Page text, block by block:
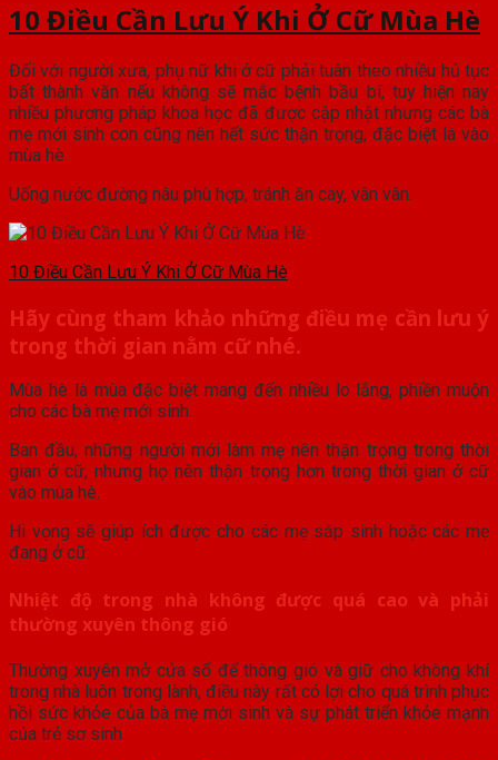
10 Điều Cần Lưu Ý Khi Ở Cữ Mùa Hè
Đối với người xưa, phụ nữ khi ở cữ phải tuân theo nhiều hủ tục
bất thành văn nếu không sẽ mắc bệnh bầu bí, tuy hiện nay
nhiều phương pháp khoa học đã được cập nhật nhưng các bà
mẹ mới sinh con cũng nên hết sức thận trọng, đặc biệt là vào
mùa hè.
Uống nước đường nâu phù hợp, tránh ăn cay, vân vân.
10 Điều Cần Lưu Ý Khi Ở Cữ Mùa Hè
Hãy cùng tham khảo những điều mẹ cần lưu ý
trong thời gian nằm cữ nhé.
Mùa hè là mùa đặc biệt mang đến nhiều lo lắng, phiền muộn
cho các bà mẹ mới sinh.
Ban đầu, những người mới làm mẹ nên thận trọng trong thời
gian ở cữ, nhưng họ nên thận trọng hơn trong thời gian ở cữ
vào mùa hè.
Hi vọng sẽ giúp ích được cho các mẹ sắp sinh hoặc các mẹ
đang ở cữ:
Nhiệt độ trong nhà không được quá cao và phải
thường xuyên thông gió
Thường xuyên mở cửa sổ để thông gió và giữ cho không khí
trong nhà luôn trong lành, điều này rất có lợi cho quá trình phục
hồi sức khỏe của bà mẹ mới sinh và sự phát triển khỏe mạnh
của trẻ sơ sinh.